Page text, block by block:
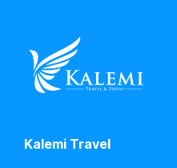
Kalemi Travel